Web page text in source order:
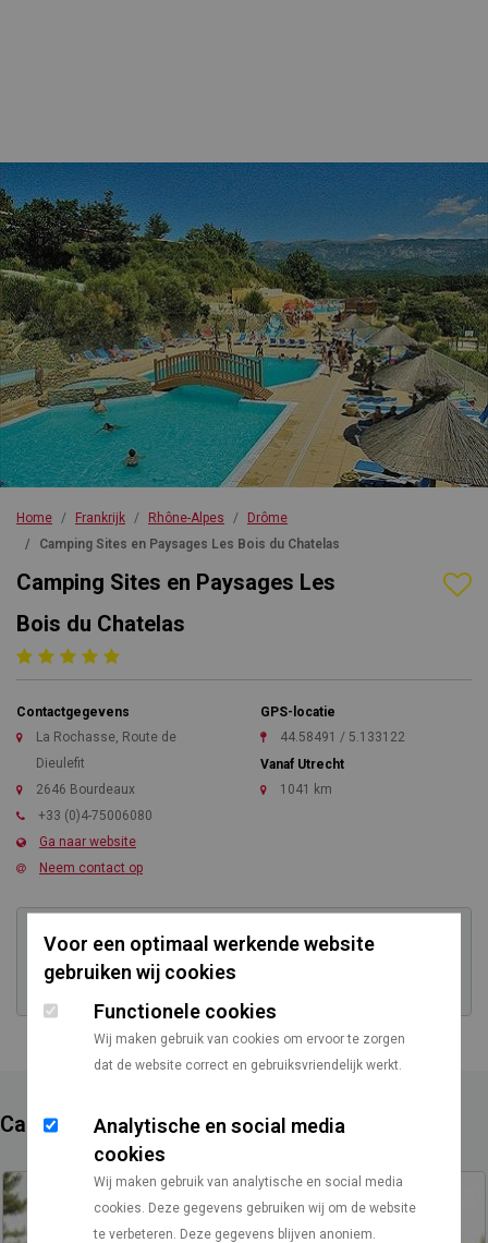
Voor een optimaal werkende website
gebruiken wij cookies
Functionele cookies
Wij maken gebruik van cookies om ervoor te zorgen
dat de website correct en gebruiksvriendelijk werkt.
Analytische en social media
cookies
Wij maken gebruik van analytische en social media
cookies. Deze gegevens gebruiken wij om de website
te verbeteren. Deze gegevens blijven anoniem.
Camping Sites en Paysages Les
Bois du Chatelas
Contactgegevens
La Rochasse, Route de
Dieulefit
2646 Bourdeaux
+33 (0)4-75006080
Ga naar website
Neem contact op
GPS-locatie
44.58491 / 5.133122
Vanaf Utrecht
1041 km
Kom direct in contact
Home Frankrijk Rhône-Alpes
Drôme
Camping Sites en Paysages Les Bois du Chatelas
Campings in de buurt